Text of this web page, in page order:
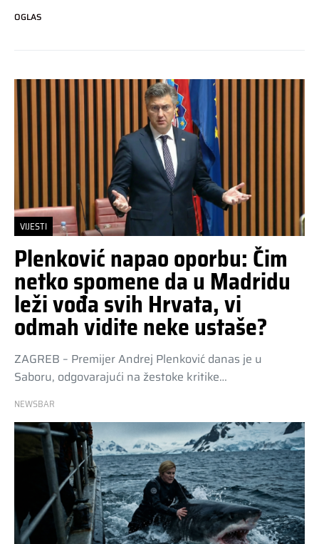
OGLAS
VIJESTI
Plenković napao oporbu: Čim
netko spomene da u Madridu
leži vođa svih Hrvata, vi
odmah vidite neke ustaše?
ZAGREB – Premijer Andrej Plenković danas je u
Saboru, odgovarajući na žestoke kritike…
NEWSBAR